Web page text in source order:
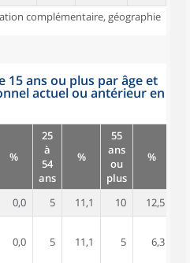
complémentaire, géographie
15 ans ou plus par âge et
actuel ou antérieur en
%
25
à
54
ans
%
55
ans
ou
plus
%
0,0 5 11,1 10
12,5
0,0 5 11,1 5 6,3